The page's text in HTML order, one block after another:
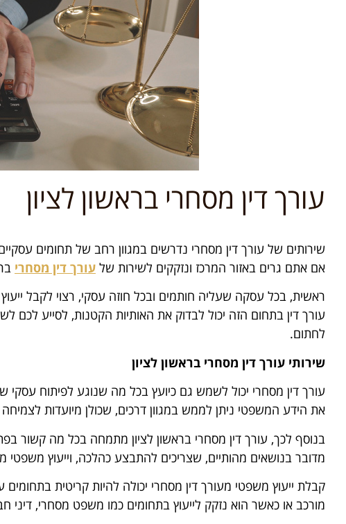
עורך דין מסחרי בראשון לציון
שירותים של עורך דין מסחרי נדרשים במגוון רחב של תחומים
אם אתם גרים באזור המרכז ונזקקים לשירות של עורך דין מסחרי
ראשית, בכל עסקה שעליה חותמים ובכל חוזה עסקי, רצוי לקבל
עורך דין בתחום הזה יכול לבדוק את האותיות הקטנות, לסייע
לחתום.
שירותי עורך דין מסחרי בראשון לציון
עורך דין מסחרי יכול לשמש גם כיועץ בכל מה שנוגע לפיתוח עסקי
את הידע המשפטי ניתן לממש במגוון דרכים, שכולן מיועדות
בנוסף לכך, עורך דין מסחרי בראשון לציון מתמחה בכל מה קשור
מדובר בנושאים מהותיים, שצריכים להתבצע כהלכה, וייעוץ
קבלת ייעוץ משפטי מעורך דין מסחרי יכולה להיות קריטית
מורכב או כאשר הוא נזקק לייעוץ בתחומים כמו משפט מסחרי, דיני